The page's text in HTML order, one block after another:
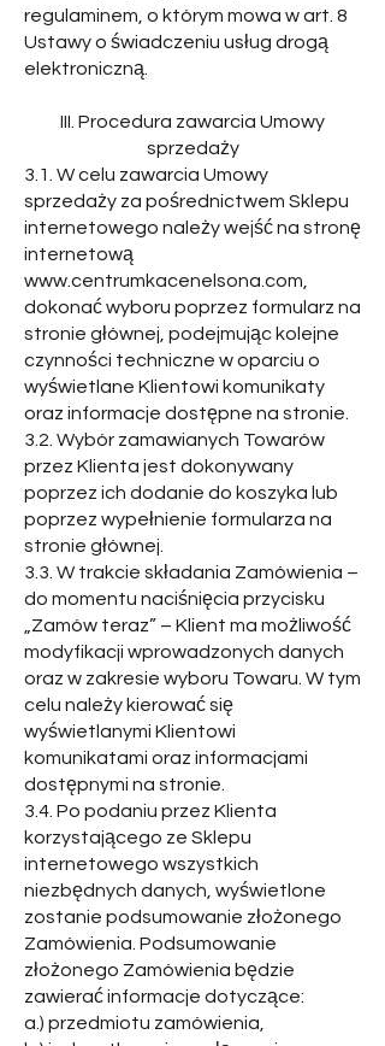
regulaminem, o którym mowa w art. 8
Ustawy o świadczeniu usług drogą
elektroniczną.
III. Procedura zawarcia Umowy
sprzedaży
3.1. W celu zawarcia Umowy
sprzedaży za pośrednictwem Sklepu
internetowego należy wejść na stronę
internetową
www.centrumkacenelsona.com
dokonać wyboru poprzez formularz na
stronie głównej, podejmując kolejne
czynności techniczne w oparciu o
wyświetlane Klientowi komunikaty
oraz informacje dostępne na stronie.
3.2. Wybór zamawianych Towarów
przez Klienta jest dokonywany
poprzez ich dodanie do koszyka lub
poprzez wypełnienie formularza na
stronie głównej.
3.3. W trakcie składania Zamówienia –
do momentu naciśnięcia przycisku
„Zamów teraz” – Klient ma możliwość
modyfikacji wprowadzonych danych
oraz w zakresie wyboru Towaru. W tym
celu należy kierować się
wyświetlanymi Klientowi
komunikatami oraz informacjami
dostępnymi na stronie.
3.4. Po podaniu przez Klienta
korzystającego ze Sklepu
internetowego wszystkich
niezbędnych danych, wyświetlone
zostanie podsumowanie złożonego
Zamówienia. Podsumowanie
złożonego Zamówienia będzie
zawierać informacje dotyczące:
a.) przedmiotu zamówienia,